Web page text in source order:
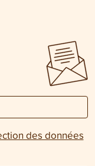
des données